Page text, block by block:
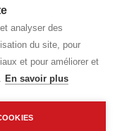
analyser des
du site, pour
et pour améliorer et
En savoir plus